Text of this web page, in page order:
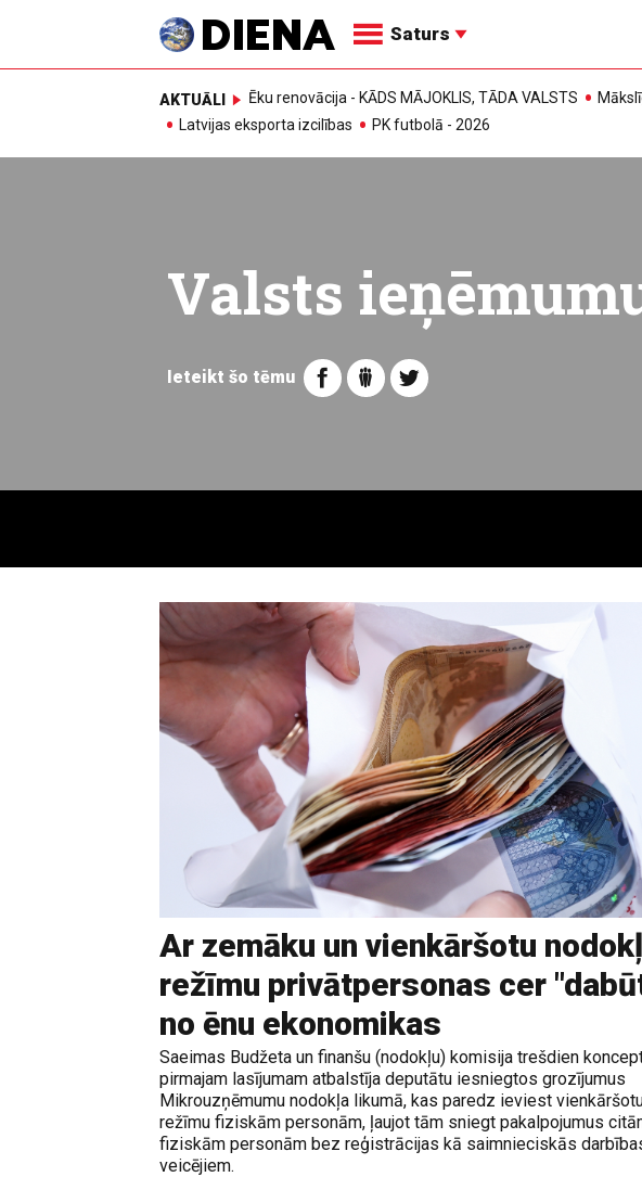
Saturs
AKTUĀLI Ēku renovācija - KĀDS MĀJOKLIS, TĀDA VALSTS
Latvijas eksporta izcilības
PK futbolā - 2026
Valsts
Ieteikt šo tēmu
Ar zemāku un vienkāršotu
režīmu privātpersonas cer
no ēnu ekonomikas
Saeimas Budžeta un finanšu (nodokļu) komisija trešdien
pirmajam lasījumam atbalstīja deputātu iesniegtos grozījumus
Mikrouzņēmumu nodokļa likumā, kas paredz ieviest
režīmu fiziskām personām, ļaujot tām sniegt pakalpojumus
fiziskām personām bez reģistrācijas kā saimnieciskās
veicējiem.